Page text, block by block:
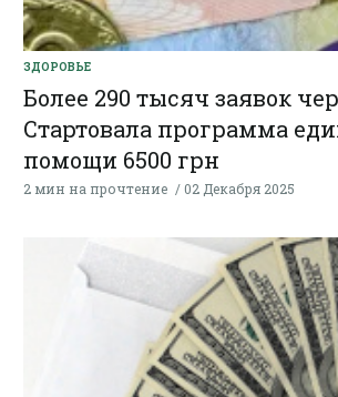
ЗДОРОВЬЕ
Более 290 тысяч заявок
Стартовала программа
помощи 6500 грн
2 мин на прочтение 02 Декабря 2025